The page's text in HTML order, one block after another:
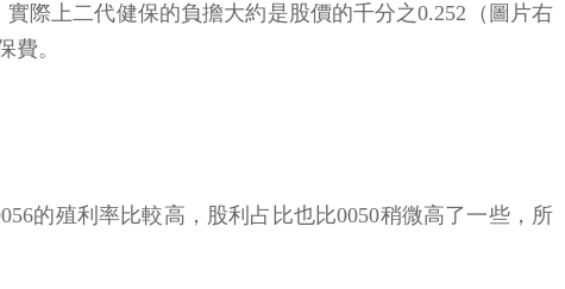
際上二代健保的負擔大約是股價的千分之0.252（圖片右
費。
的殖利率比較高，股利占比也比0050稍微高了一些，所